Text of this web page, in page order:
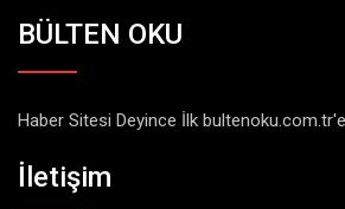
BÜLTEN OKU
Haber Sitesi Deyince İlk bultenoku.com.tr'e
İletişim